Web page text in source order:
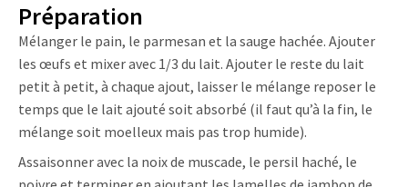
Préparation
Mélanger le pain, le parmesan et la sauge hachée. Ajouter
les œufs et mixer avec 1/3 du lait. Ajouter le reste du lait
petit à petit, à chaque ajout, laisser le mélange reposer le
temps que le lait ajouté soit absorbé (il faut qu’à la fin, le
mélange soit moelleux mais pas trop humide).
Assaisonner avec la noix de muscade, le persil haché, le